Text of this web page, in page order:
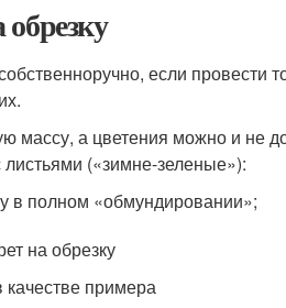
если провести
массу, а цветения можно и не
листьями («зимне-зеленые»):
в полном «обмундировании»;
качестве примера